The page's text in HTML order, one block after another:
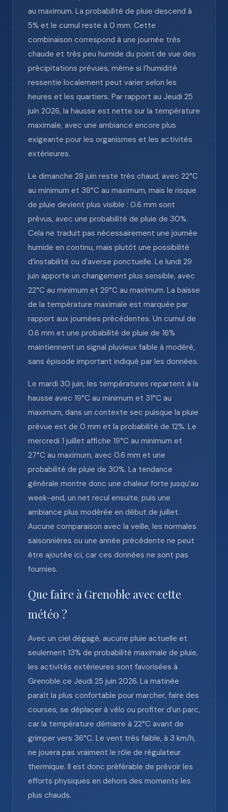
au maximum. La probabilité de pluie descend à
5% et le cumul reste à 0 mm. Cette
combinaison correspond à une journée très
chaude et très peu humide du point de vue des
précipitations prévues, même si l’humidité
ressentie localement peut varier selon les
heures et les quartiers. Par rapport au Jeudi 25
juin 2026, la hausse est nette sur la température
maximale, avec une ambiance encore plus
exigeante pour les organismes et les activités
extérieures.
Le dimanche 28 juin reste très chaud, avec 22°C
au minimum et 38°C au maximum, mais le risque
de pluie devient plus visible : 0.6 mm sont
prévus, avec une probabilité de pluie de 30%.
Cela ne traduit pas nécessairement une journée
humide en continu, mais plutôt une possibilité
d’instabilité ou d’averse ponctuelle. Le lundi 29
juin apporte un changement plus sensible, avec
22°C au minimum et 29°C au maximum. La baisse
de la température maximale est marquée par
rapport aux journées précédentes. Un cumul de
0.6 mm et une probabilité de pluie de 16%
maintiennent un signal pluvieux faible à modéré,
sans épisode important indiqué par les données.
Le mardi 30 juin, les températures repartent à la
hausse avec 19°C au minimum et 31°C au
maximum, dans un contexte sec puisque la pluie
prévue est de 0 mm et la probabilité de 12%. Le
mercredi 1 juillet affiche 19°C au minimum et
27°C au maximum, avec 0.6 mm et une
probabilité de pluie de 30%. La tendance
générale montre donc une chaleur forte jusqu’au
week-end, un net recul ensuite, puis une
ambiance plus modérée en début de juillet.
Aucune comparaison avec la veille, les normales
saisonnières ou une année précédente ne peut
être ajoutée ici, car ces données ne sont pas
fournies.
Que faire à Grenoble avec cette
météo ?
Avec un ciel dégagé, aucune pluie actuelle et
seulement 13% de probabilité maximale de pluie,
les activités extérieures sont favorisées à
Grenoble ce Jeudi 25 juin 2026. La matinée
paraît la plus confortable pour marcher, faire des
courses, se déplacer à vélo ou profiter d’un parc,
car la température démarre à 22°C avant de
grimper vers 36°C. Le vent très faible, à 3 km/h,
ne jouera pas vraiment le rôle de régulateur
thermique. Il est donc préférable de prévoir les
efforts physiques en dehors des moments les
plus chauds.